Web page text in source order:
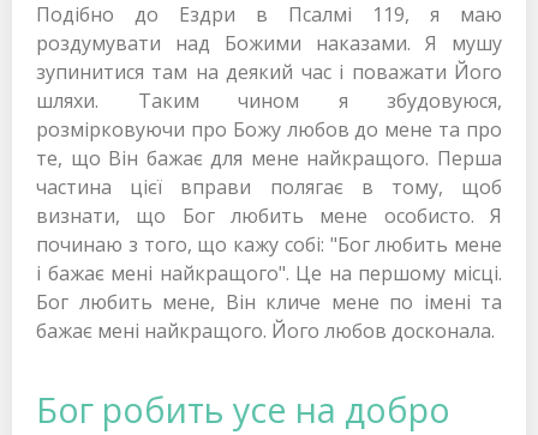
Подібно до Ездри в Псалмі 119, я маю
роздумувати над Божими наказами. Я мушу
зупинитися там на деякий час і поважати Його
шляхи. Таким чином я збудовуюся,
розмірковуючи про Божу любов до мене та про
те, що Він бажає для мене найкращого. Перша
частина цієї вправи полягає в тому, щоб
визнати, що Бог любить мене особисто. Я
починаю з того, що кажу собі: "Бог любить мене
і бажає мені найкращого". Це на першому місці.
Бог любить мене, Він кличе мене по імені та
бажає мені найкращого. Його любов досконала.
Бог робить усе на добро